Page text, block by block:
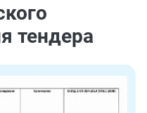
тендера